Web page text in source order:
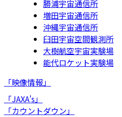
勝浦宇宙通信所
増田宇宙通信所
沖縄宇宙通信所
臼田宇宙空間観測所
大樹航空宇宙実験場
能代ロケット実験場
「映像情報」
「JAXA's」
「カウントダウン」